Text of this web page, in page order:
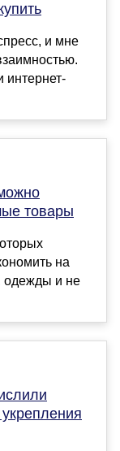
и мне
интернет-
товары
на
одежды и не